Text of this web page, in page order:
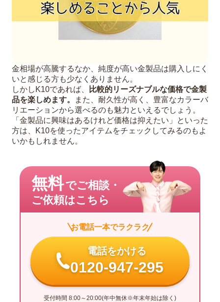
金相場が高騰するなか、純度が高い金製品は購入しにく
いと感じる方も少なくありません。
しかしK10であれば、
比較的リーズナブルな価格で金製
品を楽しめます。
また、耐久性が高く、豊富なカラーバ
リエーションから選べるのも魅力といえるでしょう。
「金製品に興味はあるけれど価格は抑えたい」といった
方は、K10を使ったアイテムをチェックしてみるのもよ
いかもしれません。
無料でご相談・
ご依頼はこちら
お電話一本でラクラク
電話をかける
0120-947-295
受付時間 8:00～20:00(年中無休※年末年始は除く)